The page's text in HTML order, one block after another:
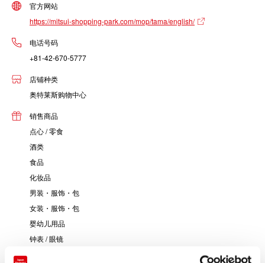
官方网站
https://mitsui-shopping-park.com/mop/tama/english/
电话号码
+81-42-670-5777
店铺种类
奥特莱斯购物中心
销售商品
点心 / 零食
酒类
食品
化妆品
男装・服饰・包
女装・服饰・包
婴幼儿用品
钟表 / 眼镜